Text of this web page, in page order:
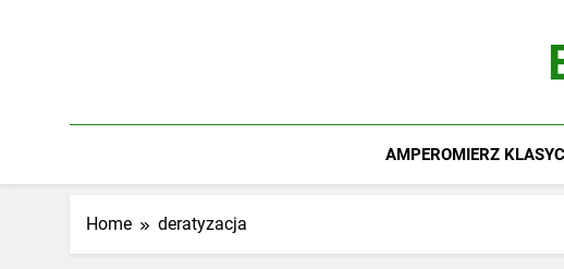
AMPEROMIERZ
Home deratyzacja